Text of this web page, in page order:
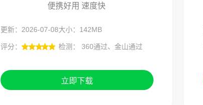
便携好用 速度快
更新：2026-07-08大小：142MB
评分： 检测： 360通过、金山通过
立即下载